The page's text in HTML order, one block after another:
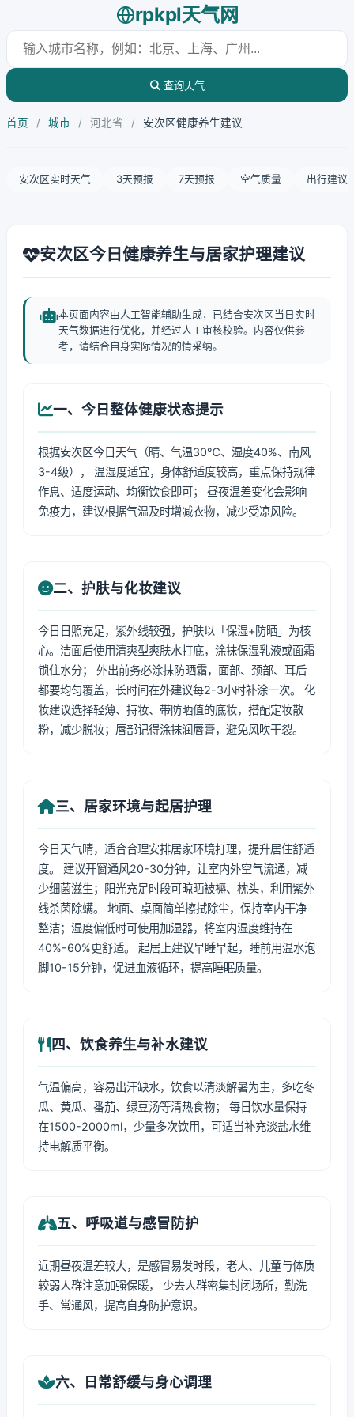
rpkpl天气网
查询天气
首页 / 城市 / 河北省 / 安次区健康养生建议
安次区实时天气 3天预报 7天预报 空气质量 出行建议
安次区今日健康养生与居家护理建议
本页面内容由人工智能辅助生成，已结合安次区当日实时
天气数据进行优化，并经过人工审核校验。内容仅供参
考，请结合自身实际情况酌情采纳。
一、今日整体健康状态提示
根据安次区今日天气（晴、气温30℃、湿度40%、南风
3-4级）， 温湿度适宜，身体舒适度较高，重点保持规律
作息、适度运动、均衡饮食即可； 昼夜温差变化会影响
免疫力，建议根据气温及时增减衣物，减少受凉风险。
二、护肤与化妆建议
今日日照充足，紫外线较强，护肤以「保湿+防晒」为核
心。洁面后使用清爽型爽肤水打底，涂抹保湿乳液或面霜
锁住水分； 外出前务必涂抹防晒霜，面部、颈部、耳后
都要均匀覆盖，长时间在外建议每2-3小时补涂一次。 化
妆建议选择轻薄、持妆、带防晒值的底妆，搭配定妆散
粉，减少脱妆；唇部记得涂抹润唇膏，避免风吹干裂。
三、居家环境与起居护理
今日天气晴，适合合理安排居家环境打理，提升居住舒适
度。 建议开窗通风20-30分钟，让室内外空气流通，减
少细菌滋生；阳光充足时段可晾晒被褥、枕头，利用紫外
线杀菌除螨。 地面、桌面简单擦拭除尘，保持室内干净
整洁；湿度偏低时可使用加湿器，将室内湿度维持在
40%-60%更舒适。 起居上建议早睡早起，睡前用温水泡
脚10-15分钟，促进血液循环，提高睡眠质量。
四、饮食养生与补水建议
气温偏高，容易出汗缺水，饮食以清淡解暑为主，多吃冬
瓜、黄瓜、番茄、绿豆汤等清热食物； 每日饮水量保持
在1500-2000ml，少量多次饮用，可适当补充淡盐水维
持电解质平衡。
五、呼吸道与感冒防护
近期昼夜温差较大，是感冒易发时段，老人、儿童与体质
较弱人群注意加强保暖， 少去人群密集封闭场所，勤洗
手、常通风，提高自身防护意识。
六、日常舒缓与身心调理